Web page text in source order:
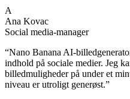
A
Ana Kovac
Social media-manager
“Nano Banana AI-
indhold på sociale medier. Jeg
billedmuligheder på under et
niveau er utroligt generøst.”